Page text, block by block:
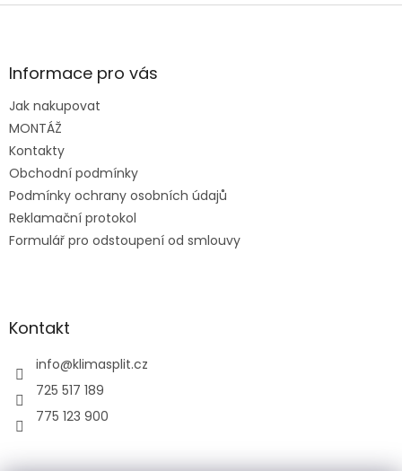
Z
aInformace pro vás
Jak nakupovat
MONTÁŽ
Kontakty
Obchodní podmínky
Podmínky ochrany osobních údajů
Reklamační protokol
Formulář pro odstoupení od smlouvy
Kontakt
info@klimasplit.cz
725 517 189
775 123 900